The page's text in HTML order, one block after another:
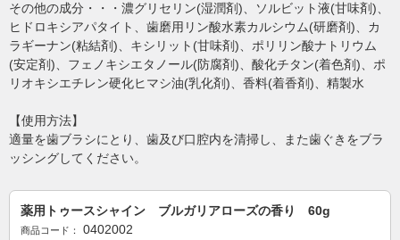
その他の成分・・・濃グリセリン(湿潤剤)、ソルビット液(甘味剤)、
ヒドロキシアパタイト、歯磨用リン酸水素カルシウム(研磨剤)、カ
ラギーナン(粘結剤)、キシリット(甘味剤)、ポリリン酸ナトリウム
(安定剤)、フェノキシエタノール(防腐剤)、酸化チタン(着色剤)、ポ
リオキシエチレン硬化ヒマシ油(乳化剤)、香料(着香剤)、精製水
【使用方法】
適量を歯ブラシにとり、歯及び口腔内を清掃し、また歯ぐきをブラ
ッシングしてください。
薬用トゥースシャイン ブルガリアローズの香り 60g
商品コード： 0402002